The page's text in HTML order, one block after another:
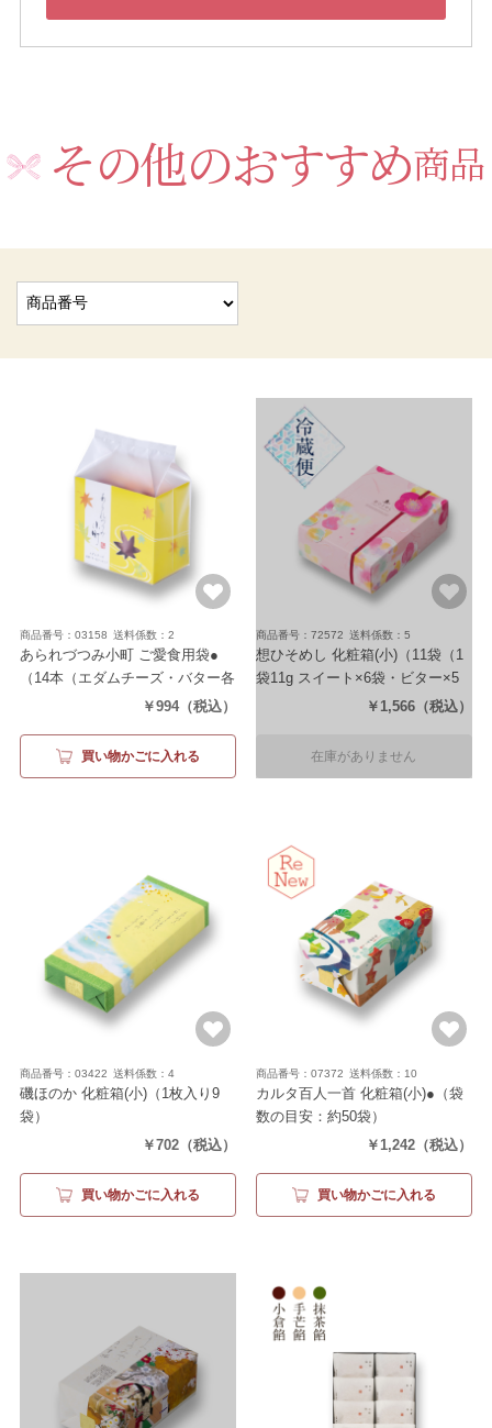
その他のおすすめ商品
商品番号：03158 送料係数：2
あられづつみ小町 ご愛食用袋●
（14本（エダムチーズ・バター各
￥994（税込）
買い物かごに入れる
商品番号：72572 送料係数：5
想ひそめし 化粧箱(小)（11袋（1
袋11g スイート×6袋・ビター×5
￥1,566 （税込）
在庫がありません
商品番号：03422 送料係数：4
磯ほのか 化粧箱(小)（1枚入り9
袋）
￥702 （税込）
買い物かごに入れる
商品番号：07372 送料係数：10
カルタ百人一首 化粧箱(小)● （袋
数の目安：約50袋）
￥1,242 （税込）
買い物かごに入れる